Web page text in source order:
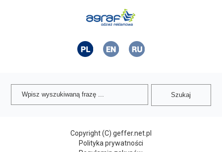
Copyright (C) geffer.net.pl
Polityka prywatności